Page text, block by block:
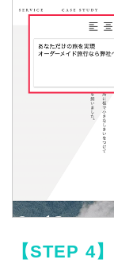
【STEP 4